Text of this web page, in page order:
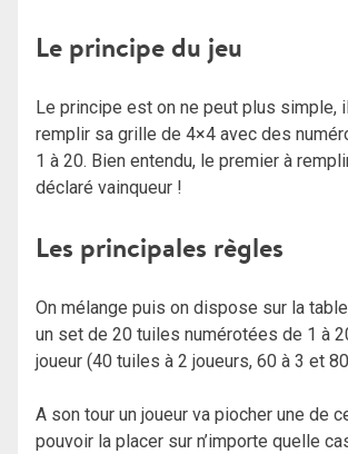
Le principe du jeu
Le principe est on ne peut plus simple,
remplir sa grille de 4×4 avec des
1 à 20. Bien entendu, le premier à
déclaré vainqueur !
Les principales règles
On mélange puis on dispose sur la
un set de 20 tuiles numérotées de 1 à
joueur (40 tuiles à 2 joueurs, 60 à 3 et
A son tour un joueur va piocher une de
pouvoir la placer sur n’importe quelle